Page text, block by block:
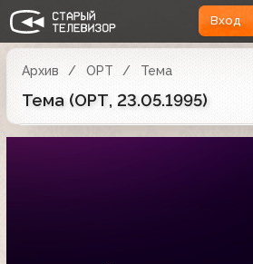
Вход
Архив ОРТ Тема
Тема (ОРТ, 23.05.1995)